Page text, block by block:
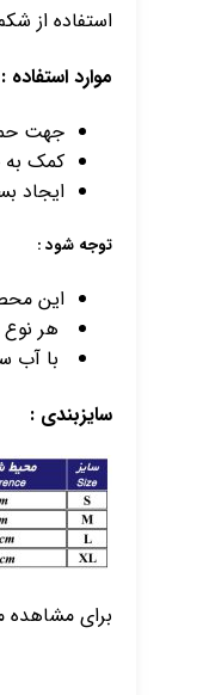
استفاده از
موارد استفاده :
جهت
کمک به
ایجاد
توجه شود :
این
هر
با آب
سایزبندی :
برای